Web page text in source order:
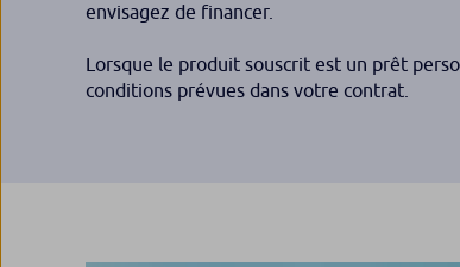
envisagez de financer.
Lorsque le produit souscrit est un prêt
conditions prévues dans votre contrat.